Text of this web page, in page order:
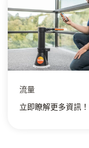
流量
立即瞭解更多資訊！